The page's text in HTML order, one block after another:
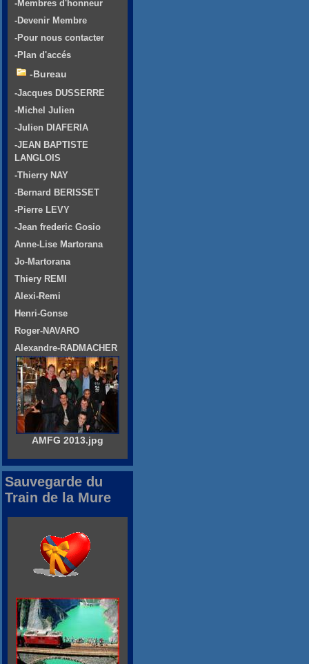
-Membres d'honneur
-Devenir Membre
-Pour nous contacter
-Plan d'accés
-Bureau
-Jacques DUSSERRE
-Michel Julien
-Julien DIAFERIA
-JEAN BAPTISTE
LANGLOIS
-Thierry NAY
-Bernard BERISSET
-Pierre LEVY
-Jean frederic Gosio
Anne-Lise Martorana
Jo-Martorana
Thiery REMI
Alexi-Remi
Henri-Gonse
Roger-NAVARO
Alexandre-RADMACHER
AMFG 2013.jpg
Sauvegarde du
Train de la Mure